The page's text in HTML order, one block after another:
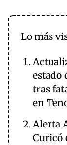
Lo más
estado
tras
en
Alerta
Curicó